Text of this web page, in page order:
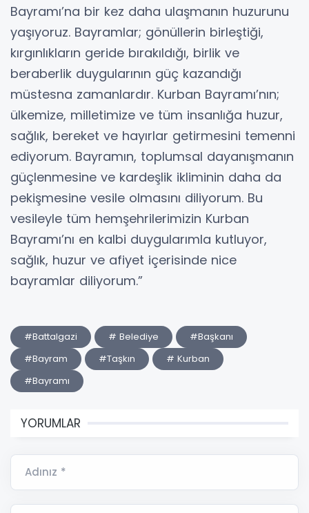
Bayramı’na bir kez daha ulaşmanın huzurunu
yaşıyoruz. Bayramlar; gönüllerin birleştiği,
kırgınlıkların geride bırakıldığı, birlik ve
beraberlik duygularının güç kazandığı
müstesna zamanlardır. Kurban Bayramı’nın;
ülkemize, milletimize ve tüm insanlığa huzur,
sağlık, bereket ve hayırlar getirmesini temenni
ediyorum. Bayramın, toplumsal dayanışmanın
güçlenmesine ve kardeşlik ikliminin daha da
pekişmesine vesile olmasını diliyorum. Bu
vesileyle tüm hemşehrilerimizin Kurban
Bayramı’nı en kalbi duygularımla kutluyor,
sağlık, huzur ve afiyet içerisinde nice
bayramlar diliyorum.”
#Battalgazi # Belediye
#Başkanı
#Bayram
#Taşkın
# Kurban
#Bayramı
YORUMLAR
Adınız *